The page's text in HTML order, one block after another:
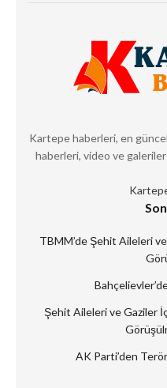
Kartepe haberleri, en
haberleri, video ve
TBMM’de Şehit Aileleri
Şehit Aileleri ve Gaziler
AK Parti’den